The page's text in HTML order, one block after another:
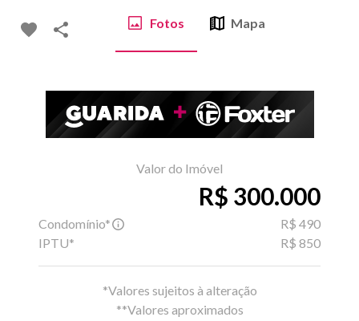
Fotos Mapa
Valor do Imóvel
R$ 300.000
Condomínio*
R$ 490
IPTU*
R$ 850
*Valores sujeitos à alteração
**Valores aproximados